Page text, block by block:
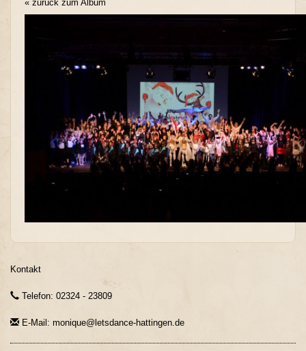
« zurück zum Album
Kontakt
Telefon: 02324 - 23809
E-Mail: monique@letsdance-hattingen.de